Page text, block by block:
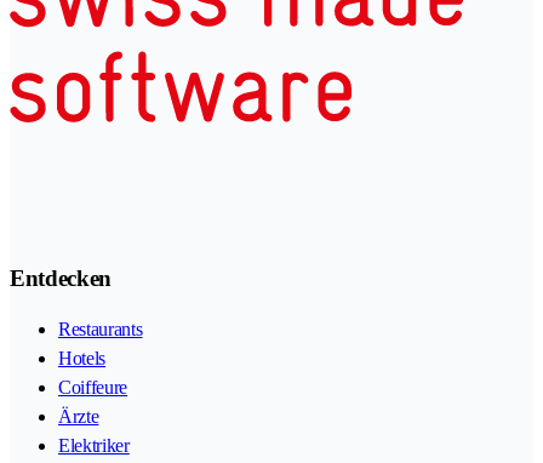
Entdecken
Restaurants
Hotels
Coiffeure
Ärzte
Elektriker